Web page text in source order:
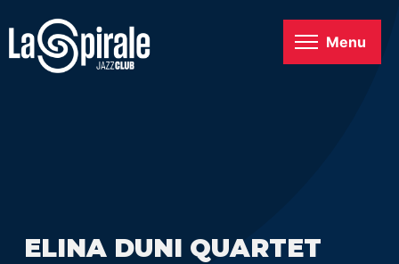
Menu
ELINA DUNI QUARTET